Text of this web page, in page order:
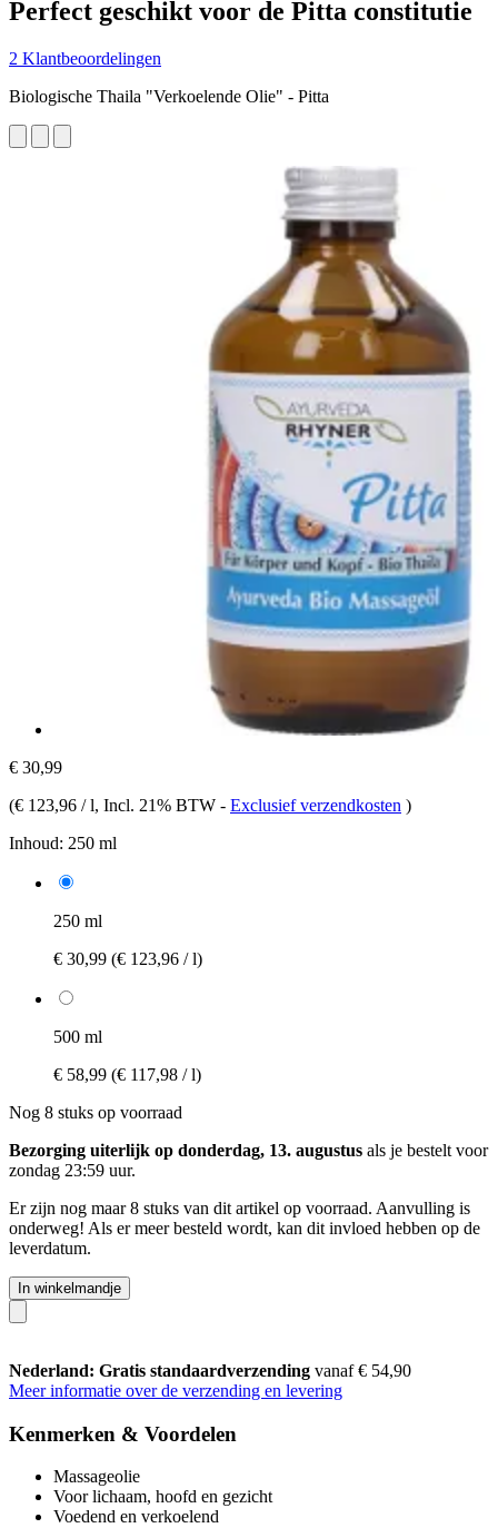
Perfect geschikt voor de Pitta constitutie
2 Klantbeoordelingen
Biologische Thaila "Verkoelende Olie" - Pitta
€ 30,99
(€ 123,96 / l, Incl. 21% BTW - Exclusief verzendkosten )
Inhoud: 250 ml
250 ml
€ 30,99 (€ 123,96 / l)
500 ml
€ 58,99 (€ 117,98 / l)
Nog 8 stuks op voorraad
Bezorging uiterlijk op donderdag, 13. augustus als je bestelt voor
zondag 23:59 uur.
Er zijn nog maar 8 stuks van dit artikel op voorraad. Aanvulling is
onderweg! Als er meer besteld wordt, kan dit invloed hebben op de
leverdatum.
In winkelmandje
Nederland: Gratis standaardverzending vanaf € 54,90
Meer informatie over de verzending en levering
Kenmerken & Voordelen
Massageolie
Voor lichaam, hoofd en gezicht
Voedend en verkoelend